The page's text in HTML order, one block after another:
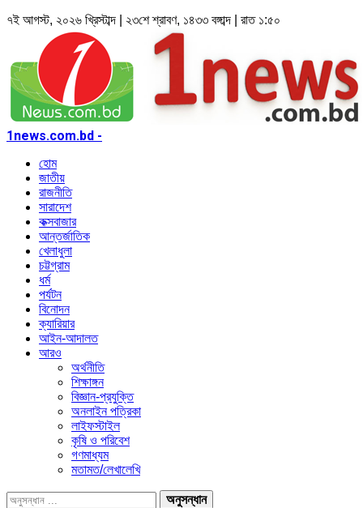
৭ই আগস্ট, ২০২৬ খ্রিস্টাব্দ | ২৩শে শ্রাবণ, ১৪৩৩ বঙ্গাব্দ | রাত ১:৫০
1news.com.bd -
হোম
জাতীয়
রাজনীতি
সারাদেশ
কক্সবাজার
আন্তর্জাতিক
খেলাধুলা
চট্টগ্রাম
ধর্ম
পর্যটন
বিনোদন
ক্যারিয়ার
আইন-আদালত
আরও
অর্থনীতি
শিক্ষাঙ্গন
বিজ্ঞান-প্রযুক্তি
অনলাইন পত্রিকা
লাইফস্টাইল
কৃষি ও পরিবেশ
গণমাধ্যম
মতামত/লেখালেখি